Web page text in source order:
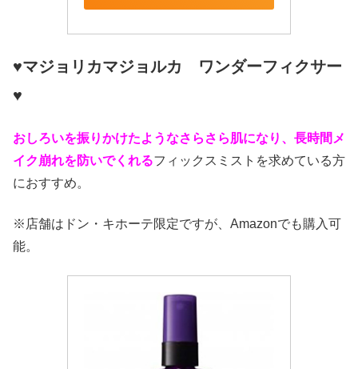
♥マジョリカマジョルカ ワンダーフィクサー
♥
おしろいを振りかけたようなさらさら肌になり、長時間メ
イク崩れを防いでくれるフィックスミストを求めている方
におすすめ。
※店舗はドン・キホーテ限定ですが、Amazonでも購入可
能。